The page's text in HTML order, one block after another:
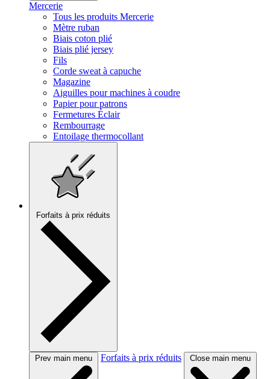
Mercerie
Tous les produits Mercerie
Mètre ruban
Biais coton plié
Biais plié jersey
Fils
Corde sweat à capuche
Magazine
Aiguilles pour machines à coudre
Papier pour patrons
Fermetures Éclair
Rembourrage
Entoilage thermocollant
Forfaits à prix réduits
Prev main menu Forfaits à prix réduits Close main menu